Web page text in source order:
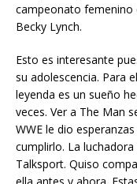
campeonato femenino
Becky Lynch.
Esto es interesante
su adolescencia. Para
leyenda es un sueño
veces. Ver a The Man
WWE le dio
cumplirlo. La
Talksport. Quiso